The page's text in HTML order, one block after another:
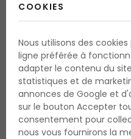
Air-Val Hand Sanitizer
Gel Désinfectant Mains
100 ml
disponible
1.20 Fr.
COOKIES
Nous utilisons des
ligne préférée à
adapter le contenu du
statistiques et de
annonces de Google et
sur le bouton Accepter
consentement pour
nous vous fournirons la